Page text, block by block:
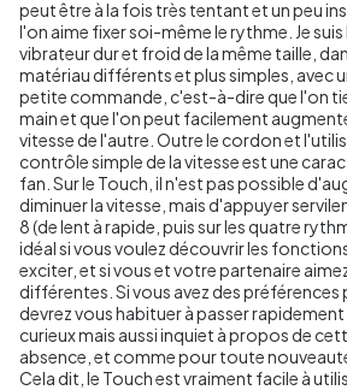
peut être à la fois très tentant et un peu
l'on aime fixer soi-même le rythme. Je suis
vibrateur dur et froid de la même taille,
matériau différents et plus simples, avec
petite commande, c'est-à-dire que l'on
main et que l'on peut facilement
vitesse de l'autre. Outre le cordon et
contrôle simple de la vitesse est une
fan. Sur le Touch, il n'est pas possible
diminuer la vitesse, mais d'appuyer
8 (de lent à rapide, puis sur les quatre
idéal si vous voulez découvrir les
exciter, et si vous et votre partenaire
différentes. Si vous avez des préférences
devrez vous habituer à passer rapidement
curieux mais aussi inquiet à propos de
absence, et comme pour toute
Cela dit, le Touch est vraiment facile à